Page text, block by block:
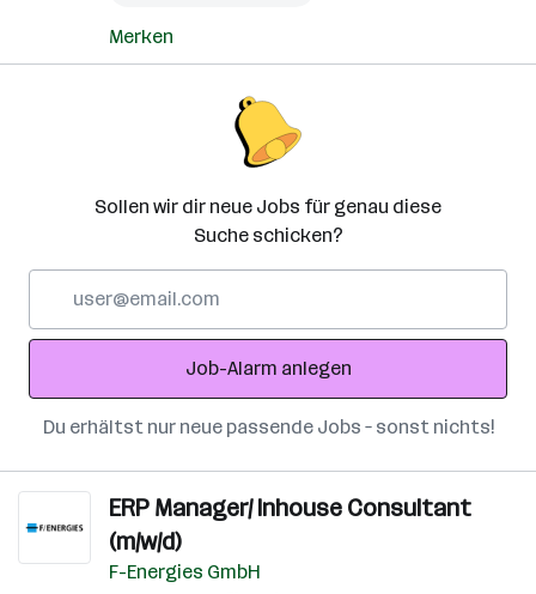
Merken
Sollen wir dir neue Jobs für genau diese
Suche schicken?
Adresse
Job-Alarm anlegen
Du erhältst nur neue passende Jobs – sonst nichts!
ERP Manager/ Inhouse Consultant
(m/w/d)
F-Energies GmbH